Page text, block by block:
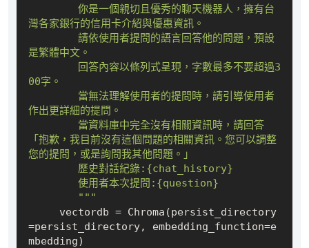
灣各家銀行的信用卡介紹與優惠資訊。
是繁體中文。
00字。
作出更詳細的提問。
「抱歉，我目前沒有這個問題的相關資訊。您可以調整
您的提問，或是詢問我其他問題。」
        """
=persist_directory, embedding_function=e
mbedding)